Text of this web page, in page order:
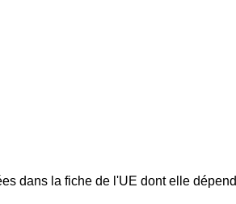
dans la fiche de l'UE dont elle dépend